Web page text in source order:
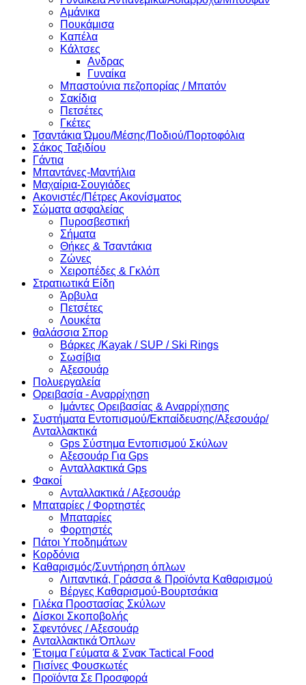
Αμάνικα
Πουκάμισα
Καπέλα
Κάλτσες
Ανδρας
Γυναίκα
Μπαστούνια πεζοπορίας / Μπατόν
Σακίδια
Πετσέτες
Γκέτες
Τσαντάκια Ώμου/Μέσης/Ποδιού/Πορτοφόλια
Σάκος Ταξιδίου
Γάντια
Μπαντάνες-Μαντήλια
Μαχαίρια-Σουγιάδες
Ακονιστές/Πέτρες Ακονίσματος
Σώματα ασφαλείας
Πυροσβεστική
Σήματα
Θήκες & Τσαντάκια
Ζώνες
Χειροπέδες & Γκλόπ
Στρατιωτικά Είδη
Άρβυλα
Πετσέτες
Λουκέτα
θαλάσσια Σπορ
Βάρκες /Kayak / SUP / Ski Rings
Σωσίβια
Αξεσουάρ
Πολυεργαλεία
Ορειβασία - Αναρρίχηση
Ιμάντες Ορειβασίας & Αναρρίχησης
Συστήματα Εντοπισμού/Εκπαίδευσης/Αξεσουάρ/
Ανταλλακτικά
Gps Σύστημα Εντοπισμού Σκύλων
Αξεσουάρ Για Gps
Ανταλλακτικά Gps
Φακοί
Ανταλλακτικά / Αξεσουάρ
Μπαταρίες / Φορτηστές
Μπαταρίες
Φορτηστές
Πάτοι Υποδημάτων
Κορδόνια
Καθαρισμός/Συντήρηση όπλων
Λιπαντικά, Γράσσα & Προϊόντα Καθαρισμού
Βέργες Καθαρισμού-Βουρτσάκια
Γιλέκα Προστασίας Σκύλων
Δίσκοι Σκοποβολής
Σφεντόνες / Αξεσουάρ
Ανταλλακτικά Όπλων
Έτοιμα Γεύματα & Σνακ Tactical Food
Πισίνες Φουσκωτές
Προϊόντα Σε Προσφορά